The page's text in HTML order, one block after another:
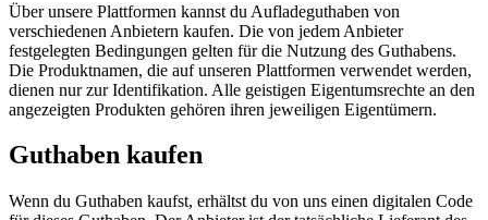
Über unsere Plattformen kannst du Aufladeguthaben von
verschiedenen Anbietern kaufen. Die von jedem Anbieter
festgelegten Bedingungen gelten für die Nutzung des Guthabens.
Die Produktnamen, die auf unseren Plattformen verwendet werden,
dienen nur zur Identifikation. Alle geistigen Eigentumsrechte an den
angezeigten Produkten gehören ihren jeweiligen Eigentümern.
Guthaben kaufen
Wenn du Guthaben kaufst, erhältst du von uns einen digitalen Code